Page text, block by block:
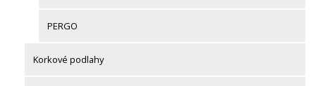
PERGO
Korkové podlahy